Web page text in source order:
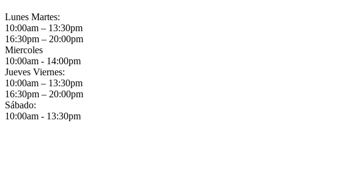
Lunes Martes:
10:00am – 13:30pm
16:30pm – 20:00pm
Miercoles
10:00am - 14:00pm
Jueves Viernes:
10:00am – 13:30pm
16:30pm – 20:00pm
Sábado:
10:00am - 13:30pm